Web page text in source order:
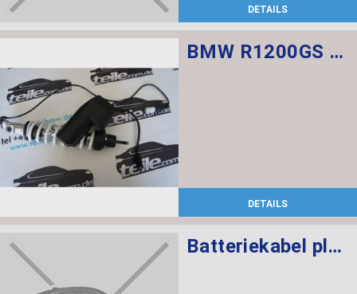
DETAILS
BMW R1200GS Federbein vorn ESA
DETAILS
Batteriekabel plus SBK 2.2